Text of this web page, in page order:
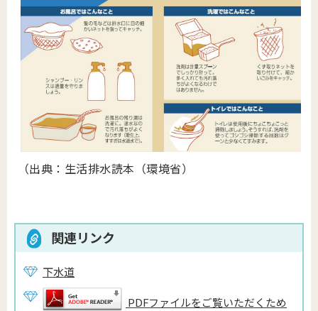
（出典：生活排水読本（環境省）
関連リンク
下水道
PDFファイルをご覧いただくため